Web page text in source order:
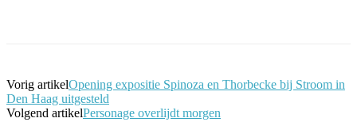
Vorig artikelOpening expositie Spinoza en Thorbecke bij Stroom in
Den Haag uitgesteld
Volgend artikelPersonage overlijdt morgen